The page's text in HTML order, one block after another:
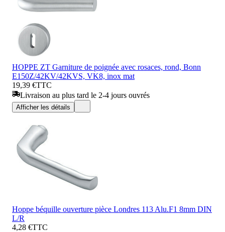
HOPPE ZT Garniture de poignée avec rosaces, rond, Bonn
E150Z/42KV/42KVS, VK8, inox mat
19,39 €TTC
Livraison au plus tard le 2-4 jours ouvrés
Afficher les détails
Hoppe béquille ouverture pièce Londres 113 Alu.F1 8mm DIN
L/R
4,28 €TTC